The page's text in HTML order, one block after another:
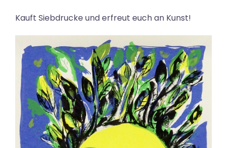
Kauft Siebdrucke und erfreut euch an Kunst!